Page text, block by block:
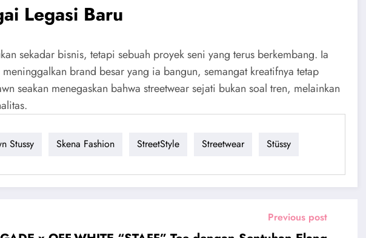
Legasi Baru
sekadar bisnis, tetapi sebuah proyek seni yang terus berkembang. Ia
brand besar yang ia bangun, semangat kreatifnya tetap
seakan menegaskan bahwa streetwear sejati bukan soal tren, melainkan
Stussy Skena Fashion StreetStyle Streetwear Stüssy
Previous post